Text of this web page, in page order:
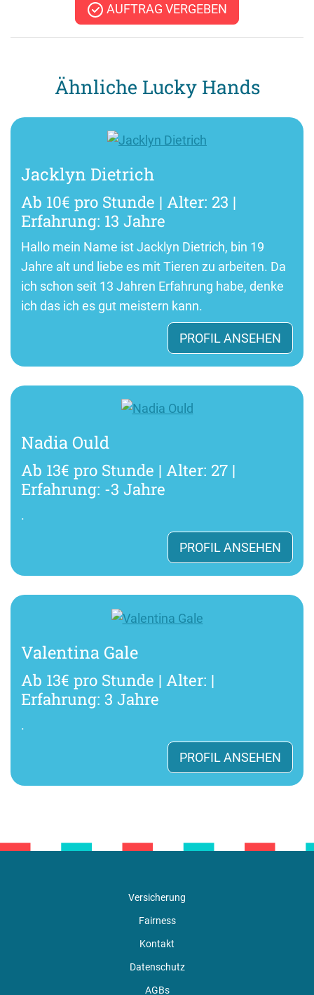
AUFTRAG VERGEBEN
Ähnliche Lucky Hands
Jacklyn Dietrich
Ab 10€ pro Stunde | Alter: 23 |
Erfahrung: 13 Jahre
Hallo mein Name ist Jacklyn Dietrich, bin 19
Jahre alt und liebe es mit Tieren zu arbeiten. Da
ich schon seit 13 Jahren Erfahrung habe, denke
ich das ich es gut meistern kann.
PROFIL ANSEHEN
Nadia Ould
Ab 13€ pro Stunde | Alter: 27 |
Erfahrung: -3 Jahre
.
PROFIL ANSEHEN
Valentina Gale
Ab 13€ pro Stunde | Alter: |
Erfahrung: 3 Jahre
.
PROFIL ANSEHEN
Versicherung
Fairness
Kontakt
Datenschutz
AGBs